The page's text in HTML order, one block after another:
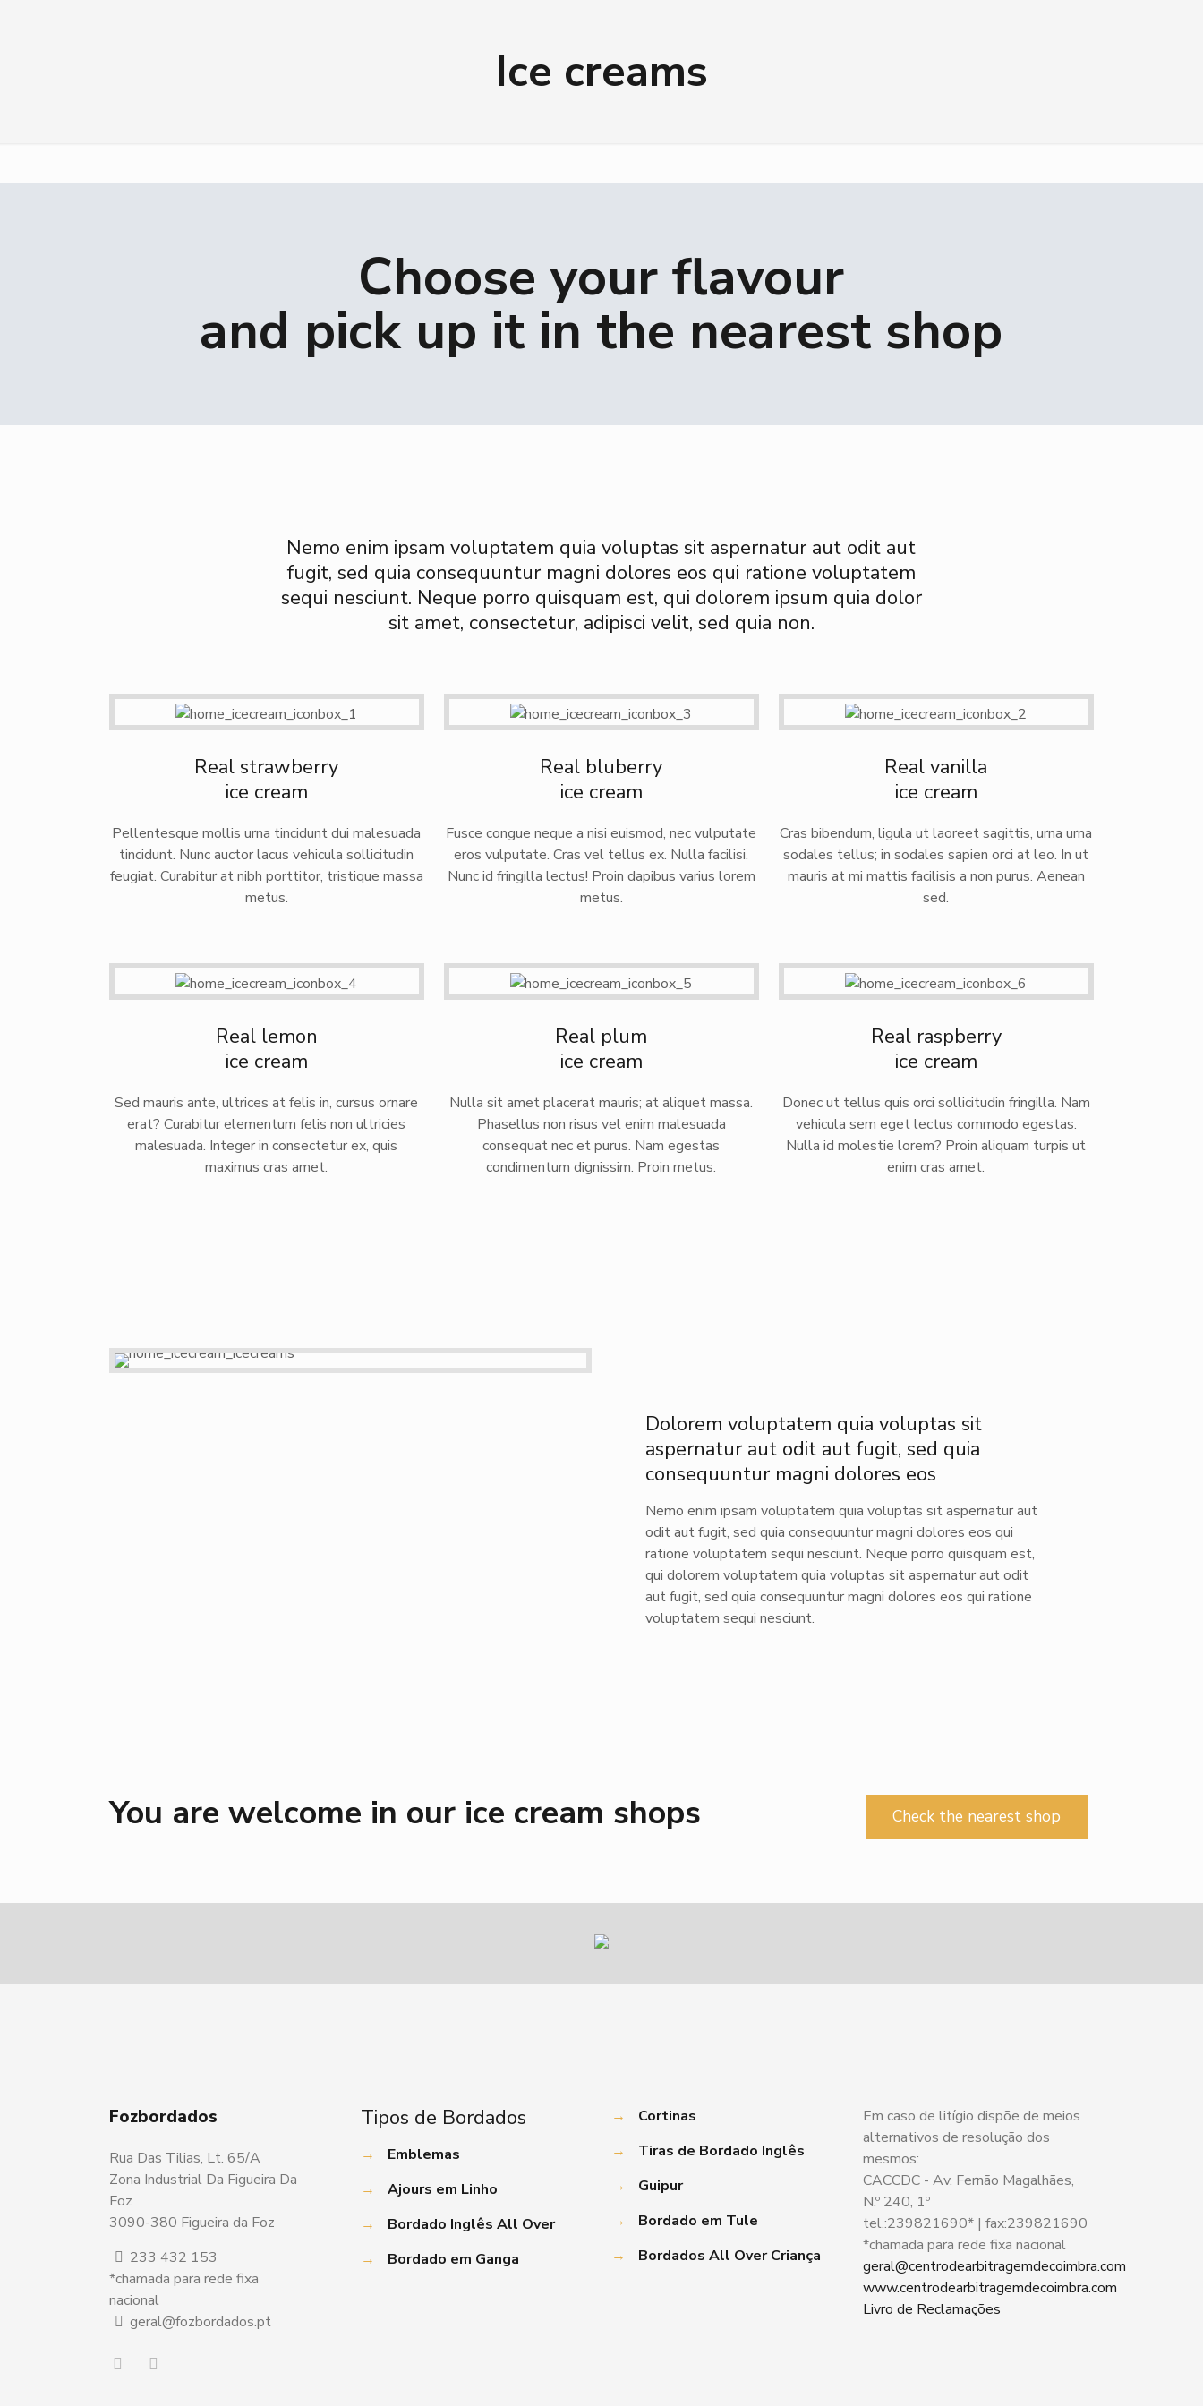
Ice creams
Choose your flavour
and pick up it in the nearest shop
Nemo enim ipsam voluptatem quia voluptas sit aspernatur aut odit aut
fugit, sed quia consequuntur magni dolores eos qui ratione voluptatem
sequi nesciunt. Neque porro quisquam est, qui dolorem ipsum quia dolor
sit amet, consectetur, adipisci velit, sed quia non.
Real strawberry
ice cream
Pellentesque mollis urna tincidunt dui malesuada
tincidunt. Nunc auctor lacus vehicula sollicitudin
feugiat. Curabitur at nibh porttitor, tristique massa
metus.
Real bluberry
ice cream
Fusce congue neque a nisi euismod, nec vulputate
eros vulputate. Cras vel tellus ex. Nulla facilisi.
Nunc id fringilla lectus! Proin dapibus varius lorem
metus.
Real vanilla
ice cream
Cras bibendum, ligula ut laoreet sagittis, urna urna
sodales tellus; in sodales sapien orci at leo. In ut
mauris at mi mattis facilisis a non purus. Aenean
sed.
Real lemon
ice cream
Sed mauris ante, ultrices at felis in, cursus ornare
erat? Curabitur elementum felis non ultricies
malesuada. Integer in consectetur ex, quis
maximus cras amet.
Real plum
ice cream
Nulla sit amet placerat mauris; at aliquet massa.
Phasellus non risus vel enim malesuada
consequat nec et purus. Nam egestas
condimentum dignissim. Proin metus.
Real raspberry
ice cream
Donec ut tellus quis orci sollicitudin fringilla. Nam
vehicula sem eget lectus commodo egestas.
Nulla id molestie lorem? Proin aliquam turpis ut
enim cras amet.
Dolorem voluptatem quia voluptas sit
aspernatur aut odit aut fugit, sed quia
consequuntur magni dolores eos
Nemo enim ipsam voluptatem quia voluptas sit aspernatur aut
odit aut fugit, sed quia consequuntur magni dolores eos qui
ratione voluptatem sequi nesciunt. Neque porro quisquam est,
qui dolorem voluptatem quia voluptas sit aspernatur aut odit
aut fugit, sed quia consequuntur magni dolores eos qui ratione
voluptatem sequi nesciunt.
You are welcome in our ice cream shops Check the nearest shop
Fozbordados
Rua Das Tilias, Lt. 65/A
Zona Industrial Da Figueira Da
Foz
3090-380 Figueira da Foz
233 432 153
*chamada para rede fixa
nacional
geral@fozbordados.pt
Tipos de Bordados
→
Emblemas
→
Ajours em Linho
→
Bordado Inglês All Over
→
Bordado em Ganga
→
Cortinas
→
Tiras de Bordado Inglês
→
Guipur
→
Bordado em Tule
→
Bordados All Over Criança
Em caso de litígio dispõe de meios
alternativos de resolução dos
mesmos:
CACCDC - Av. Fernão Magalhães,
N.º 240, 1º
tel.:239821690* | fax:239821690
*chamada para rede fixa nacional
geral@centrodearbitragemdecoimbra.com
www.centrodearbitragemdecoimbra.com
Livro de Reclamações